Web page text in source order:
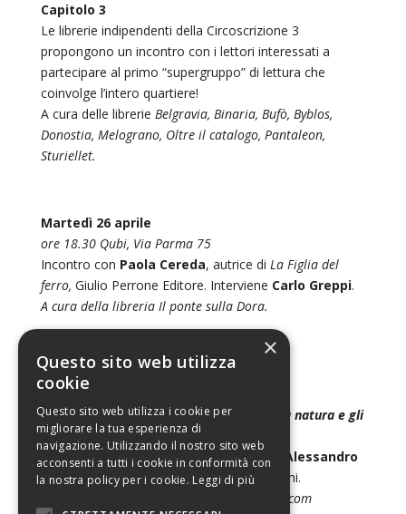
Capitolo 3
Le librerie indipendenti della Circoscrizione 3
propongono un incontro con i lettori interessati a
partecipare al primo “supergruppo” di lettura che
coinvolge l’intero quartiere!
A cura delle librerie Belgravia, Binaria, Bufò, Byblos,
Donostia, Melograno, Oltre il catalogo, Pantaleon,
Sturiellet.
Martedì 26 aprile
ore 18.30 Qubi, Via Parma 75
Incontro con Paola Cereda, autrice di La Figlia del
ferro, Giulio Perrone Editore. Interviene Carlo Greppi.
A cura della libreria Il ponte sulla Dora.
Martedì 26 aprile
ore 19.00
Wislawa Szymborska e Olga Tokarczuk. La natura e gli
animali
La prima di 5 lezioni tenute dal professor
Alessandro
Ajres, dedicate ai due premi Nobel polacchi.
Per info e iscrizioni: trebisondalibri@gmail.com
×
Questo sito web utilizza
cookie
Questo sito web utilizza i cookie per
migliorare la tua esperienza di
navigazione. Utilizzando il nostro sito web
acconsenti a tutti i cookie in conformità con
la nostra policy per i cookie. Leggi di più